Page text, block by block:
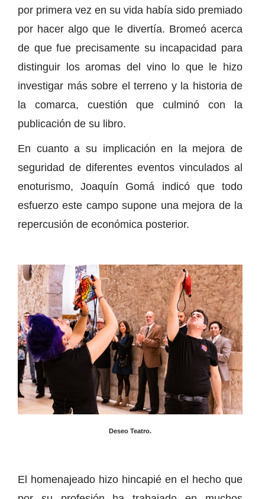
por primera vez en su vida había sido premiado
por hacer algo que le divertía. Bromeó acerca
de que fue precisamente su incapacidad para
distinguir los aromas del vino lo que le hizo
investigar más sobre el terreno y la historia de
la comarca, cuestión que culminó con la
publicación de su libro.
En cuanto a su implicación en la mejora de
seguridad de diferentes eventos vinculados al
enoturismo, Joaquín Gomá indicó que todo
esfuerzo este campo supone una mejora de la
repercusión de económica posterior.
Deseo Teatro.
El homenajeado hizo hincapié en el hecho que